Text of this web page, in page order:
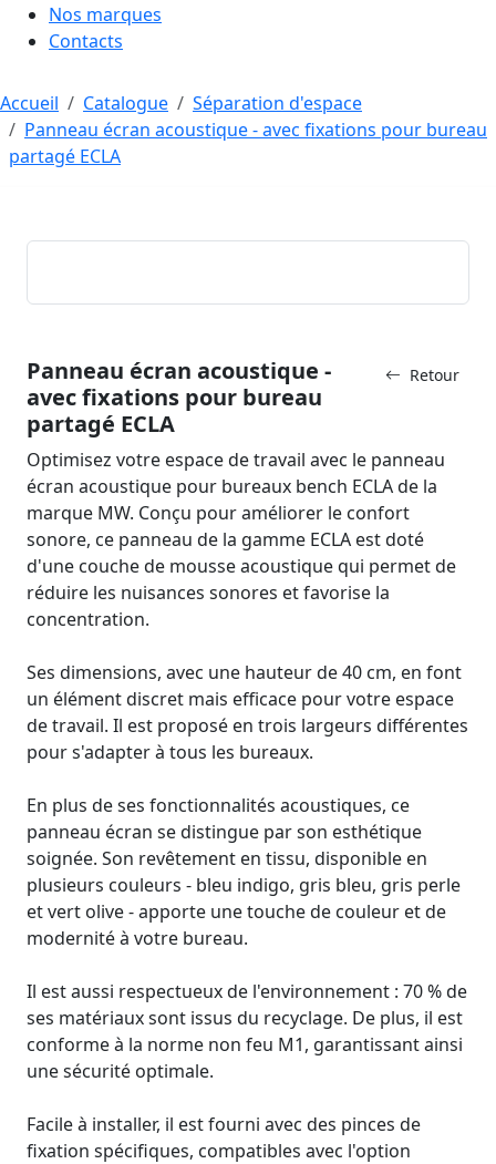
Nos marques
Contacts
Accueil Catalogue
Séparation d'espace
Panneau écran acoustique - avec fixations pour bureau
partagé ECLA
Retour
Panneau écran acoustique -
avec fixations pour bureau
partagé ECLA
Optimisez votre espace de travail avec le panneau
écran acoustique pour bureaux bench ECLA de la
marque MW. Conçu pour améliorer le confort
sonore, ce panneau de la gamme ECLA est doté
d'une couche de mousse acoustique qui permet de
réduire les nuisances sonores et favorise la
concentration.
Ses dimensions, avec une hauteur de 40 cm, en font
un élément discret mais efficace pour votre espace
de travail. Il est proposé en trois largeurs différentes
pour s'adapter à tous les bureaux.
En plus de ses fonctionnalités acoustiques, ce
panneau écran se distingue par son esthétique
soignée. Son revêtement en tissu, disponible en
plusieurs couleurs - bleu indigo, gris bleu, gris perle
et vert olive - apporte une touche de couleur et de
modernité à votre bureau.
Il est aussi respectueux de l'environnement : 70 % de
ses matériaux sont issus du recyclage. De plus, il est
conforme à la norme non feu M1, garantissant ainsi
une sécurité optimale.
Facile à installer, il est fourni avec des pinces de
fixation spécifiques, compatibles avec l'option